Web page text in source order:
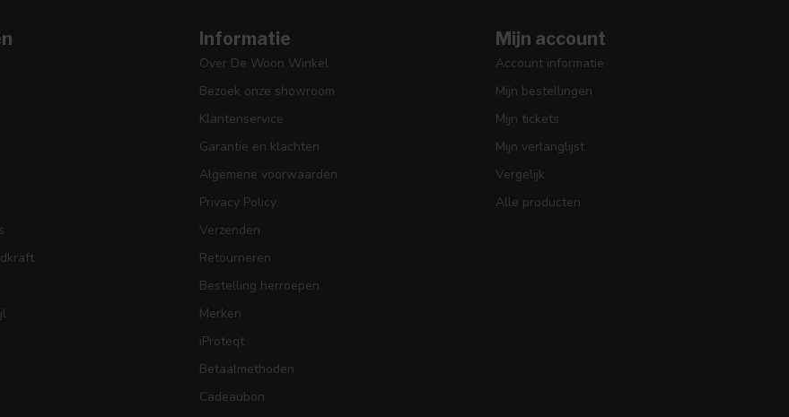
Informatie
Over De Woon Winkel
Bezoek onze showroom
Klantenservice
Garantie en klachten
Algemene voorwaarden
Privacy Policy
Verzenden
Retourneren
Bestelling herroepen
Merken
iProteqt
Betaalmethoden
Cadeaubon
Mijn account
Account informatie
Mijn bestellingen
Mijn tickets
Mijn verlanglijst
Vergelijk
Alle producten